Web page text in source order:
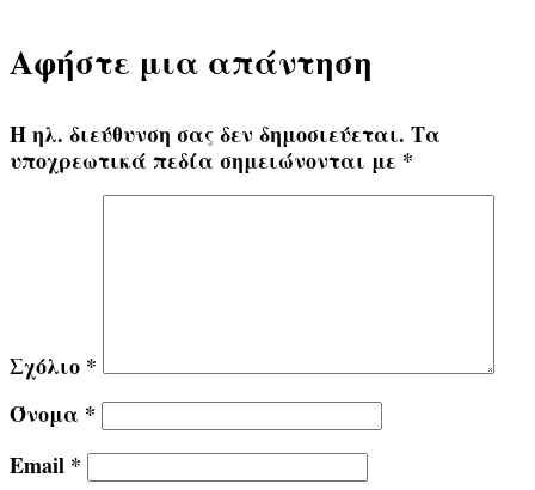
Αφήστε μια απάντηση
Η ηλ. διεύθυνση σας δεν δημοσιεύεται. Τα
υποχρεωτικά πεδία σημειώνονται με *
Σχόλιο *
Όνομα *
Email *